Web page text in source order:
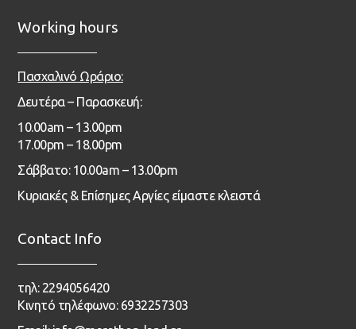
Working hours
Πασχαλινό Ωράριο:
Δευτέρα – Παρασκευή:
1 0.00am – 13.00pm
17.00pm – 18.00pm
Σάββατο: 10.00am – 13.00pm
Κυριακές & Επίσημες Αργίες είμαστε κλειστά
Contact Info
τηλ: 2294056420
Κινητό τηλέφωνο: 6932257303